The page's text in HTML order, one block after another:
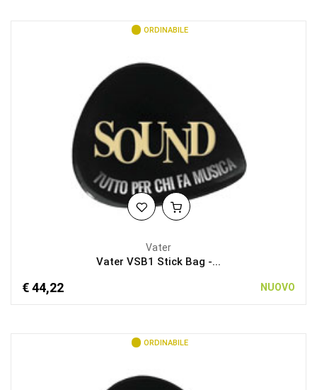
ORDINABILE
Vater
Vater VSB1 Stick Bag -...
€ 44,22 NUOVO
ORDINABILE